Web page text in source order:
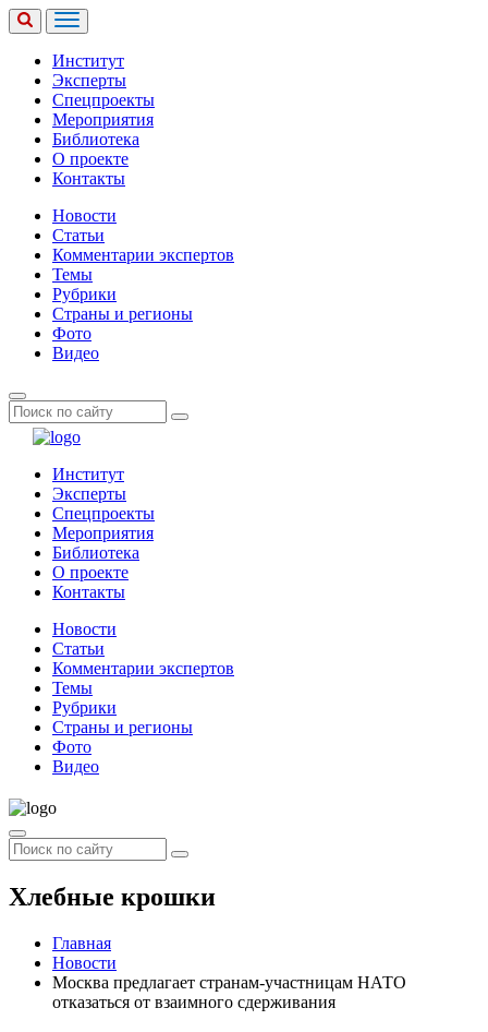
Институт
Эксперты
Спецпроекты
Мероприятия
Библиотека
О проекте
Контакты
Новости
Статьи
Комментарии экспертов
Темы
Рубрики
Страны и регионы
Фото
Видео
Институт
Эксперты
Спецпроекты
Мероприятия
Библиотека
О проекте
Контакты
Новости
Статьи
Комментарии экспертов
Темы
Рубрики
Страны и регионы
Фото
Видео
Хлебные крошки
Главная
Новости
Москва предлагает странам-участницам НАТО
отказаться от взаимного сдерживания